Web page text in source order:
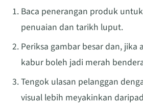
Baca penerangan produk
penuaian dan tarikh luput.
Periksa gambar besar dan, jika
kabur boleh jadi merah
Tengok ulasan pelanggan
visual lebih meyakinkan